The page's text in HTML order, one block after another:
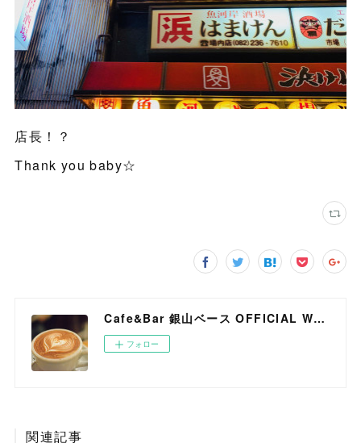
店長！？
Thank you baby☆
Cafe&Bar 銀山ベース OFFICIAL WEB SITE
フォロー
関連記事